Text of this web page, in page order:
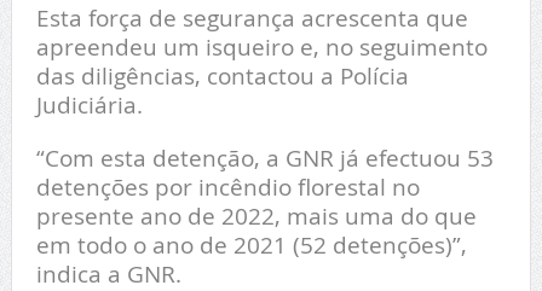
Esta força de segurança acrescenta que
apreendeu um isqueiro e, no seguimento
das diligências, contactou a Polícia
Judiciária.
“Com esta detenção, a GNR já efectuou 53
detenções por incêndio florestal no
presente ano de 2022, mais uma do que
em todo o ano de 2021 (52 detenções)”,
indica a GNR.